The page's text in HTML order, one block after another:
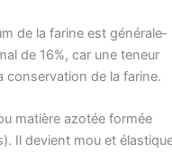
de la farine est géné­ra­le­
de 16%, car une teneur
conser­va­tion de la farine.
matière azo­tée for­mée
Il devient mou et